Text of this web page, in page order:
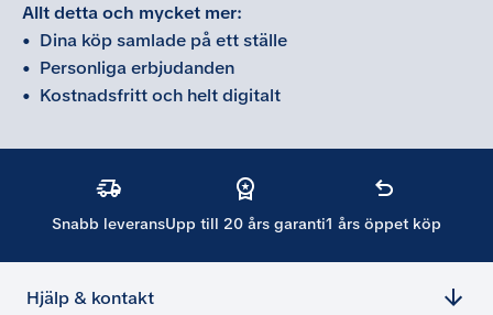
Allt detta och mycket mer:
• Dina köp samlade på ett ställe
• Personliga erbjudanden
• Kostnadsfritt och helt digitalt
Snabb leveransUpp till 20 års garanti1 års öppet köp
Hjälp & kontakt